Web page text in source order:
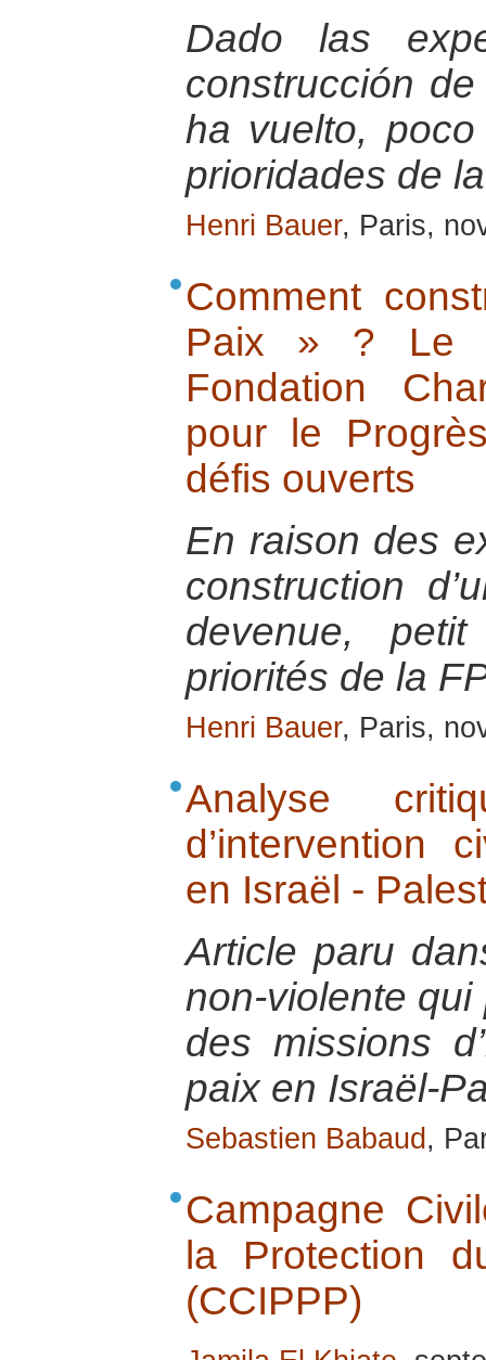
Dado las
construcción
ha vuelto,
prioridades de
Henri Bauer, Paris,
Comment
Paix » ? Le
Fondation
pour le
défis ouverts
En raison des
construction
devenue,
priorités de la
Henri Bauer, Paris,
Analyse
d’intervention
en Israël -
Article paru
non-violente
des missions
paix en Israël-
Sebastien Babaud ,
Campagne
la Protection
(CCIPPP)